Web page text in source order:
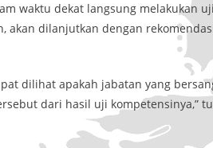
waktu dekat langsung melakukan
dilanjutkan dengan
dilihat apakah jabatan yang
dari hasil uji kompetensinya,”